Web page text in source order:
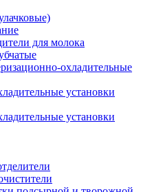
для молока
охладительные
установки
установки